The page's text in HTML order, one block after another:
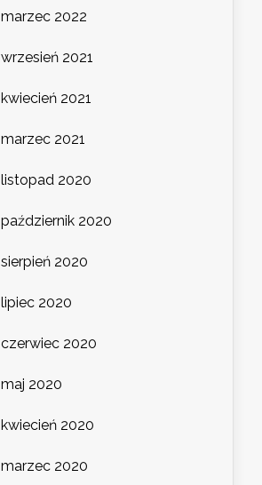
marzec 2022
wrzesień 2021
kwiecień 2021
marzec 2021
listopad 2020
październik 2020
sierpień 2020
lipiec 2020
czerwiec 2020
maj 2020
kwiecień 2020
marzec 2020